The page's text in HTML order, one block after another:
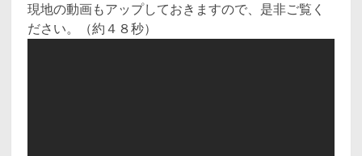
現地の動画もアップしておきますので、是非ご覧く
ださい。（約４８秒）